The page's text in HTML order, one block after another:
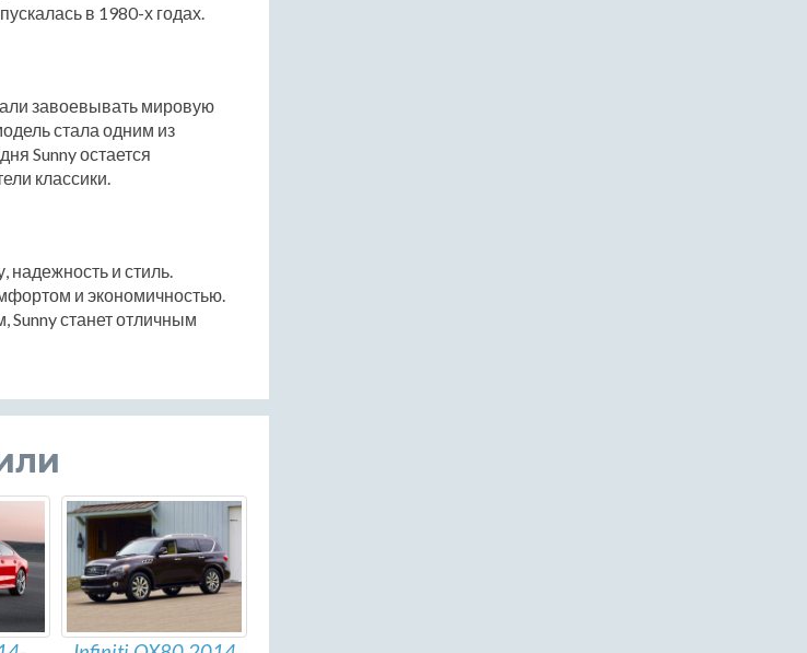
в 1980-х годах.
завоевывать мировую
стала одним из
Sunny остается
классики.
надежность и стиль.
и экономичностью.
Sunny станет отличным